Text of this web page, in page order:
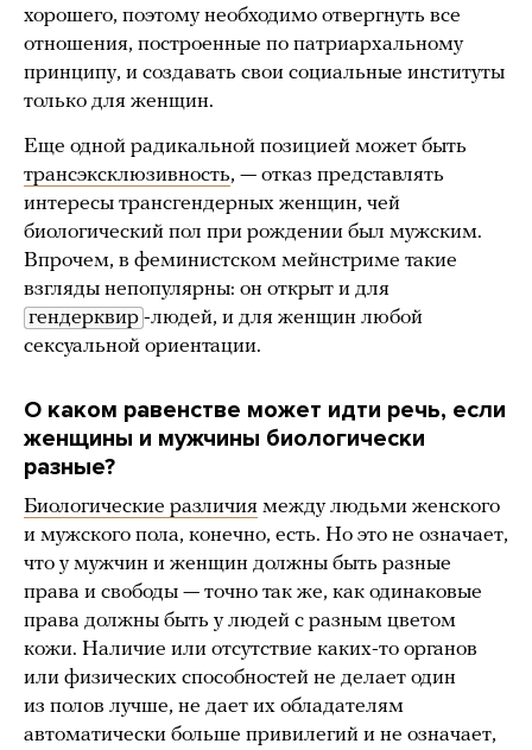
хорошего, поэтому необходимо отвергнуть все
отношения, построенные по патриархальному
принципу, и создавать свои социальные институты
только для женщин.
Еще одной радикальной позицией может быть
трансэксклюзивность, — отказ представлять
интересы трансгендерных женщин, чей
биологический пол при рождении был мужским.
Впрочем, в феминистском мейнстриме такие
взгляды непопулярны: он открыт и для
гендерквир -людей, и для женщин любой
сексуальной ориентации.
О каком равенстве может идти речь, если
женщины и мужчины биологически
разные?
Биологические различия между людьми женского
и мужского пола, конечно, есть. Но это не означает,
что у мужчин и женщин должны быть разные
права и свободы — точно так же, как одинаковые
права должны быть у людей с разным цветом
кожи. Наличие или отсутствие каких-то органов
или физических способностей не делает один
из полов лучше, не дает их обладателям
автоматически больше привилегий и не означает,